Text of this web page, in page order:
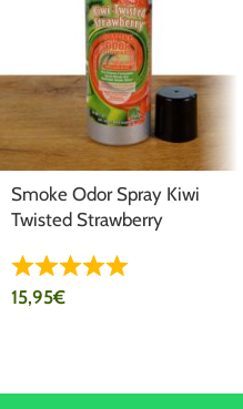
Smoke Odor Spray Kiwi
Twisted Strawberry
15,95€